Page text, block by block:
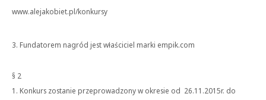
www.alejakobiet.pl/konkursy
3. Fundatorem nagród jest właściciel marki empik.com
§ 2
1. Konkurs zostanie przeprowadzony w okresie od 26.11.2015r. do